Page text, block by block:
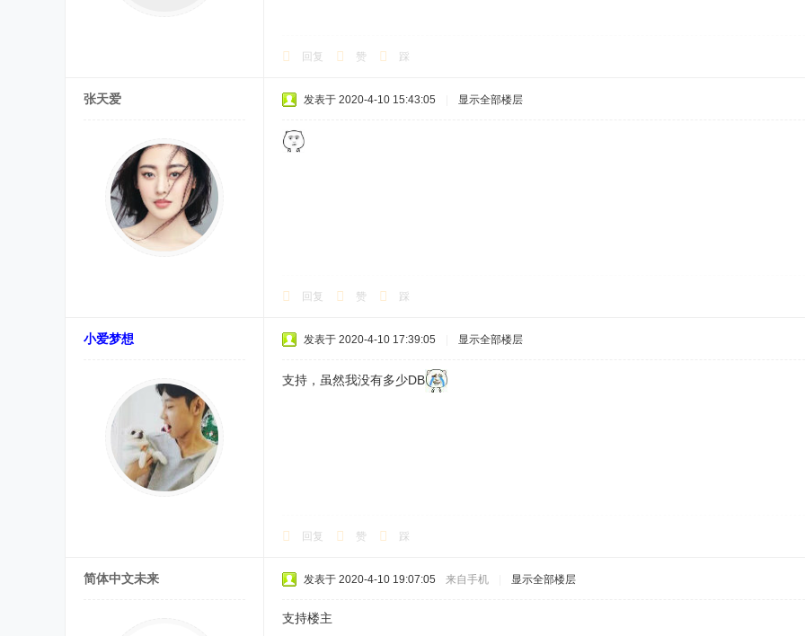
回复 赞 踩
张天爱 发表于 2020-4-10 15:43:05 显示全部楼层
回复 赞 踩
小爱梦想 发表于 2020-4-10 17:39:05 显示全部楼层
支持，虽然我没有多少DB
回复 赞 踩
简体中文未来 发表于 2020-4-10 19:07:05 来自手机 显示全部楼层
支持楼主